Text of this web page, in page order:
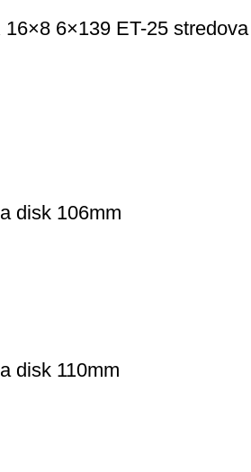
6×139 ET-25 stredova
disk 106mm
disk 110mm